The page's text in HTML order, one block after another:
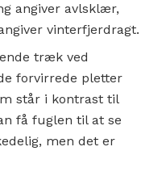
angiver avlsklær,
vinterfjerdragt.
træk ved
forvirrede pletter
står i kontrast til
få fuglen til at se
men det er